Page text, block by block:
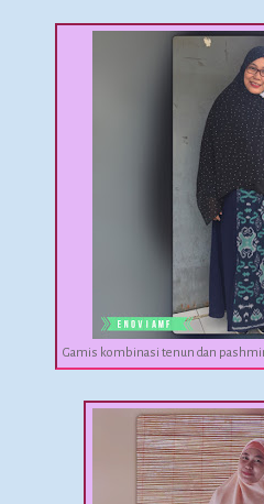
Gamis kombinasi tenun dan